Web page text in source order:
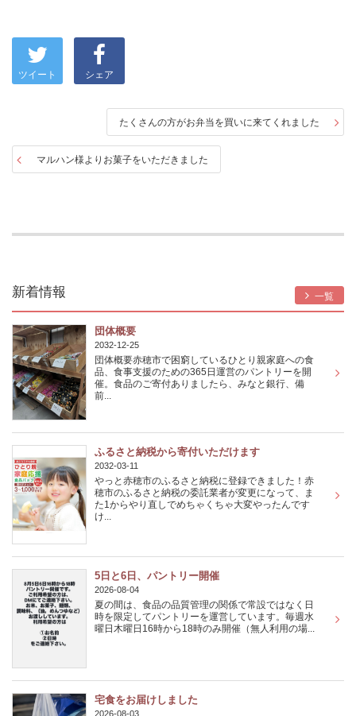
ツイート シェア
たくさんの方がお弁当を買いに来てくれました
マルハン様よりお菓子をいただきました
新着情報 一覧
団体概要
2032-12-25
団体概要赤穂市で困窮しているひとり親家庭への食
品、食事支援のための365日運営のパントリーを開
催。食品のご寄付ありましたら、みなと銀行、備
前...
ふるさと納税から寄付いただけます
2032-03-11
やっと赤穂市のふるさと納税に登録できました！赤
穂市のふるさと納税の委託業者が変更になって、ま
た1からやり直しでめちゃくちゃ大変やったんです
け...
5日と6日、パントリー開催
2026-08-04
夏の間は、食品の品質管理の関係で常設ではなく日
時を限定してパントリーを運営しています。毎週水
曜日木曜日16時から18時のみ開催（無人利用の場...
宅食をお届けしました
2026-08-03